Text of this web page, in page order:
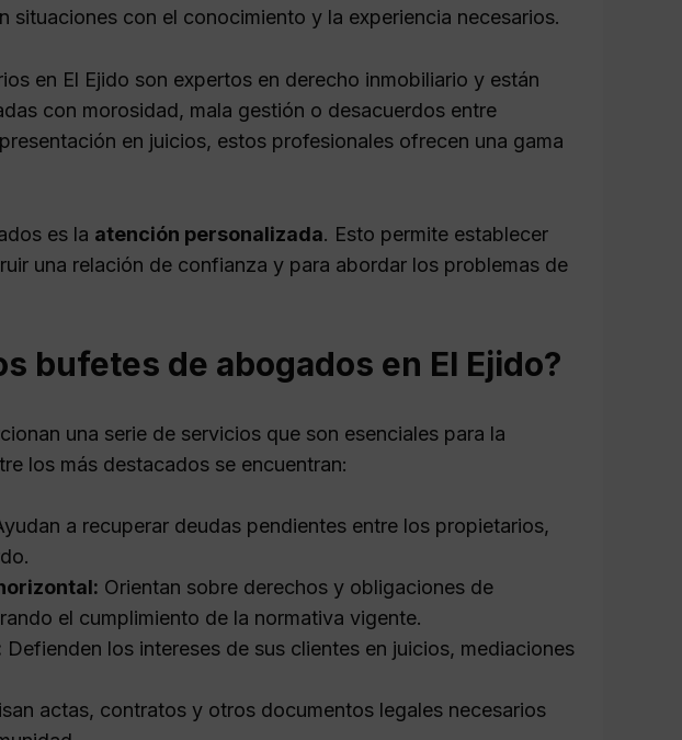
situaciones con el conocimiento y la experiencia necesarios.
en El Ejido son expertos en derecho inmobiliario y están
con morosidad, mala gestión o desacuerdos entre
en juicios, estos profesionales ofrecen una gama
es la atención personalizada. Esto permite establecer
una relación de confianza y para abordar los problemas de
bufetes de abogados en El Ejido?
una serie de servicios que son esenciales para la
los más destacados se encuentran:
a recuperar deudas pendientes entre los propietarios,
Orientan sobre derechos y obligaciones de
el cumplimiento de la normativa vigente.
Defienden los intereses de sus clientes en juicios, mediaciones
actas, contratos y otros documentos legales necesarios